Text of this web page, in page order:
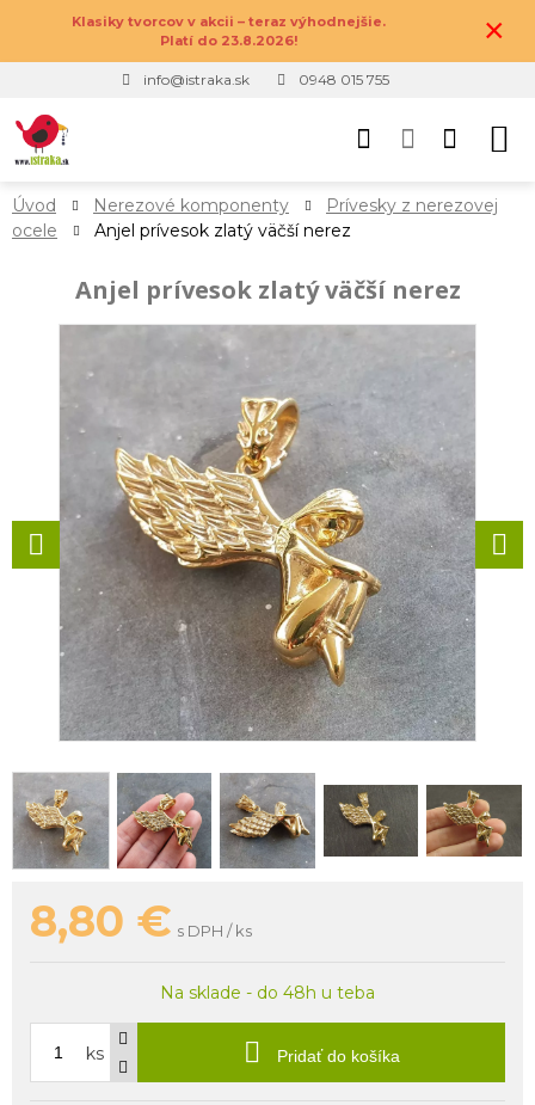
Klasiky tvorcov v akcii – teraz výhodnejšie.
Platí do 23.8.2026!
×
info@istraka.sk 0948 015 755
Úvod Nerezové komponenty
Prívesky z nerezovej
ocele
Anjel prívesok zlatý väčší nerez
Anjel prívesok zlatý väčší nerez
8,80 € s DPH / ks
Na sklade - do 48h u teba
ks Pridať do košíka